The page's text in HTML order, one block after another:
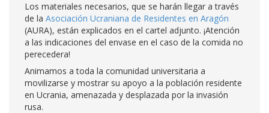
Los materiales necesarios, que se harán llegar a través
de la Asociación Ucraniana de Residentes en Aragón
(AURA), están explicados en el cartel adjunto. ¡Atención
a las indicaciones del envase en el caso de la comida no
perecedera!
Animamos a toda la comunidad universitaria a
movilizarse y mostrar su apoyo a la población residente
en Ucrania, amenazada y desplazada por la invasión
rusa.